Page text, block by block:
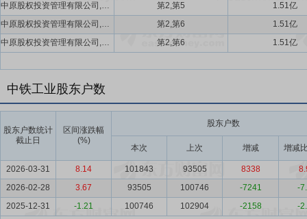
中原股权投资管理有限公司,河南中原古泉私募基金管理有限公司 第2,第5
1.51亿
中原股权投资管理有限公司,河南中原古泉私募基金管理有限公司
第2,第6
1.51亿
中原股权投资管理有限公司,河南中原古泉私募基金管理有限公司
第2,第6 1.51亿
中铁工业股东户数
股东户数统计
截止日
区间涨跌幅
(%)
股东户数
本次 上次 增减 增减
2026-03-31 8.14 101843 93505 8338
2026-02-28
3.67 93505 100746 -7241
-
2025-12-31
-1.21 100746 102904 -2158 -